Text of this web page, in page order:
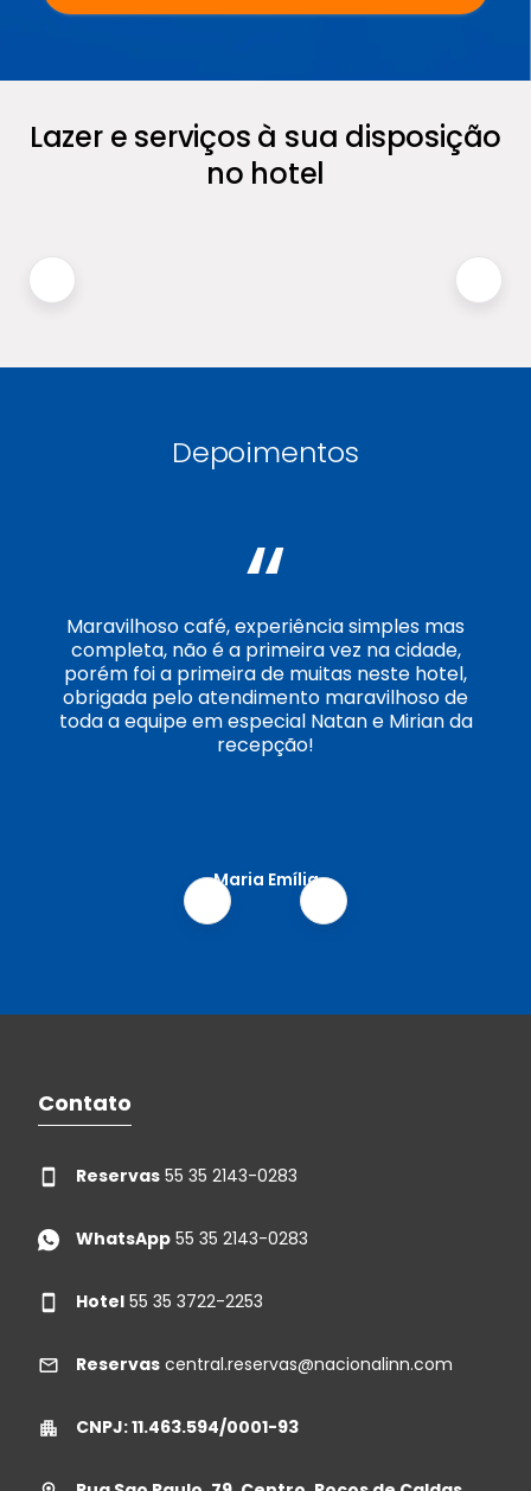
Lazer e serviços à sua disposição
no hotel
Depoimentos
“
Maravilhoso café, experiência simples mas
completa, não é a primeira vez na cidade,
porém foi a primeira de muitas neste hotel,
obrigada pelo atendimento maravilhoso de
toda a equipe em especial Natan e Mirian da
recepção!
Maria Emília
Contato
Reservas 55 35 2143-0283
WhatsApp 55 35 2143-0283
Hotel 55 35 3722-2253
Reservas central.reservas@nacionalinn.com
CNPJ: 11.463.594/0001-93